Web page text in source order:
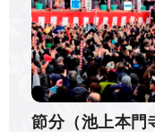
節分（池上本門